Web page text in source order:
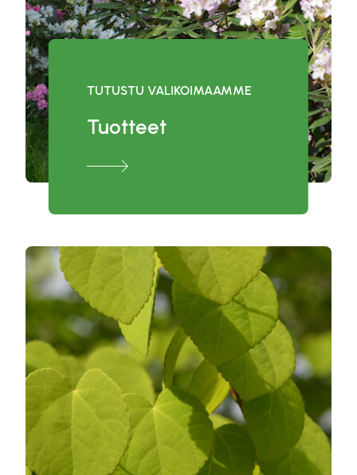
TUTUSTU VALIKOIMAAMME
Tuotteet